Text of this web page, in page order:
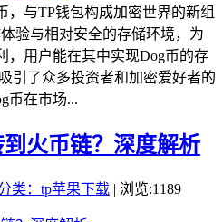
，与TP钱包构成加密世界的新组
验与相对安全的存储环境，为
，用户能在其中实现Dog币的存
引了众多投资者和加密爱好者的
币在市场...
火币链？深度解析
类：tp苹果下载 | 浏览:1189